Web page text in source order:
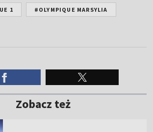
1 #OLYMPIQUE MARSYLIA
Zobacz też